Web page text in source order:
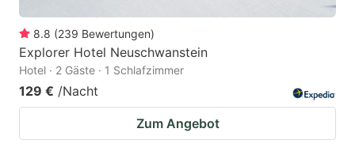
8.8 (239 Bewertungen)
Explorer Hotel Neuschwanstein
Hotel · 2 Gäste · 1 Schlafzimmer
129 € /Nacht
Zum Angebot